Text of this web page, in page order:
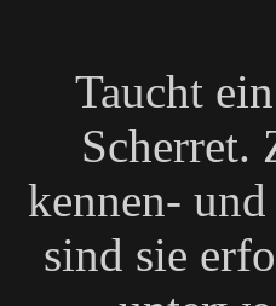
Taucht
Scherret.
kennen-
sind sie